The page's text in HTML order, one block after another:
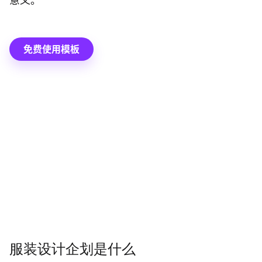
免费使用模板
服装设计企划是什么